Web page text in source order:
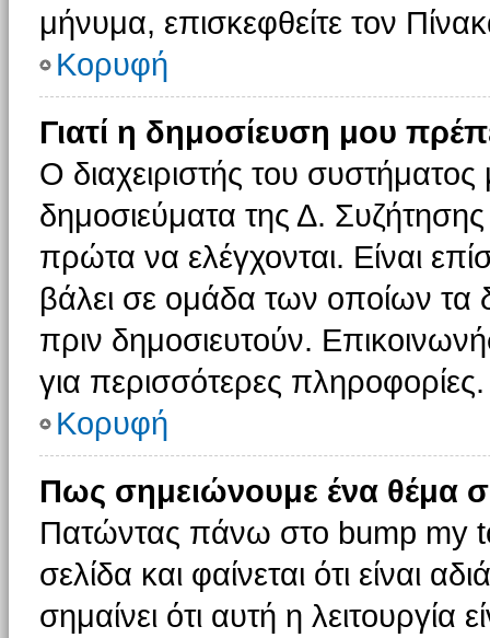
μήνυμα, επισκεφθείτε τον
Κορυφή
Γιατί η δημοσίευση μου
Ο διαχειριστής του συστήματος
δημοσιεύματα της Δ.
πρώτα να ελέγχονται. Είναι
βάλει σε ομάδα των οποίων τα
πριν δημοσιευτούν.
για περισσότερες πληροφορίες.
Κορυφή
Πως σημειώνουμε ένα θέμα
Πατώντας πάνω στο bump my
σελίδα και φαίνεται ότι είναι
σημαίνει ότι αυτή η λειτουργία